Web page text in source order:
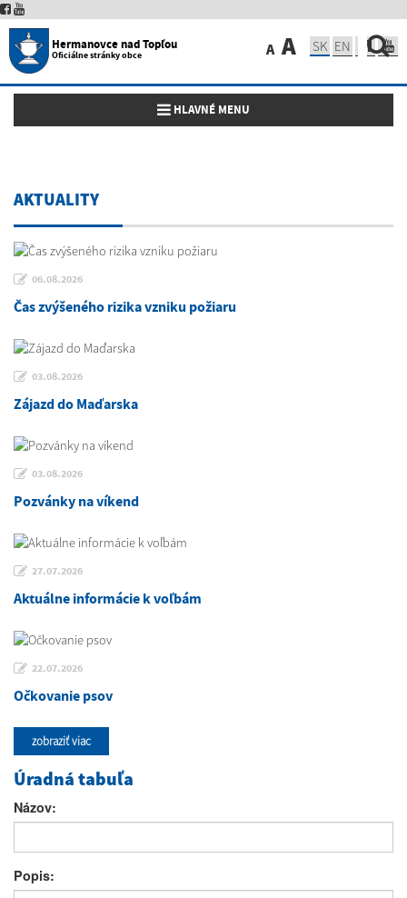
Hermanovce nad Topľou
Oficiálne stránky obce A A SK EN
Toggle navigation
HLAVNÉ MENU
AKTUALITY
06.08.2026
Čas zvýšeného rizika vzniku požiaru
03.08.2026
Zájazd do Maďarska
03.08.2026
Pozvánky na víkend
27.07.2026
Aktuálne informácie k voľbám
22.07.2026
Očkovanie psov
zobraziť viac
Úradná tabuľa
Názov:
Popis: